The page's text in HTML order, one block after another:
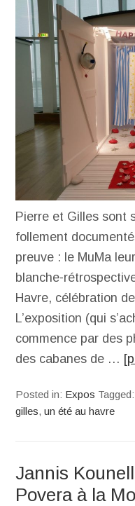
Pierre et Gilles sont
follement
preuve : le MuMa
blanche-
Havre, célébration
L’exposition (qui
commence par des
des cabanes de …
Posted in: Expos
gilles,un été au havre
Jannis
Povera à la